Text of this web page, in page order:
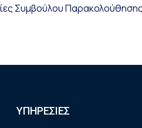
Συμβούλου
ΥΠΗΡΕΣΙΕΣ